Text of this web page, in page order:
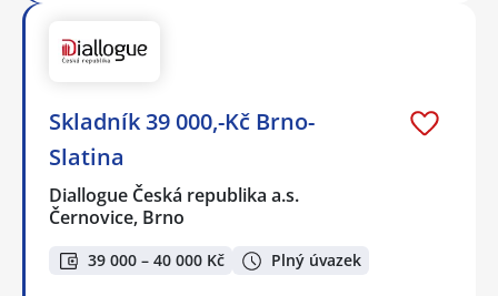
Skladník 39 000,-Kč Brno-
Slatina
Diallogue Česká republika a.s.
Černovice, Brno
39 000 – 40 000 Kč Plný úvazek